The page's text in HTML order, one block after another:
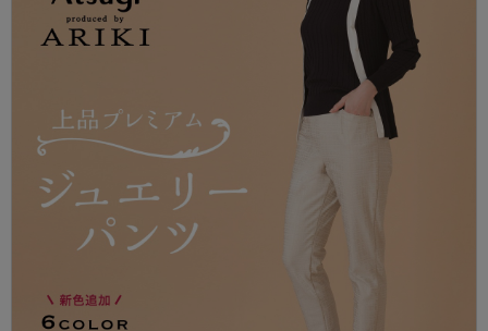
WOMEN KIDS
カテゴリから探す
レッグウェア
- 無地ストッキング
ブラジャー
ライフスタイルウェア
レッグウエア
クルー・レギュラー丈ソックス
メンズパンツ
ライフスタイルウェア
レッグウエア
ソックス・靴下
ブラジャー
AZGI